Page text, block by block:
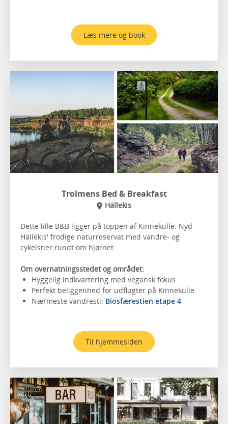
Læs mere og book
Trolmens Bed & Breakfast
Hällekis
Dette lille B&B ligger på toppen af Kinnekulle. Nyd
Hällekis' frodige naturreservat med vandre- og
cykelstier rundt om hjørnet.
Om overnatningsstedet og området:
Hyggelig indkvartering med vegansk fokus
Perfekt beliggenhed for udflugter på Kinnekulle
Nærmeste vandresti: Biosfærestien etape 4
Til hjemmesiden